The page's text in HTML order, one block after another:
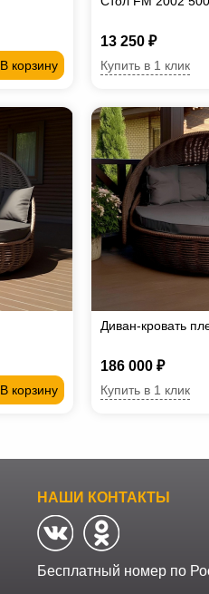
В корзину
13 250 ₽
Купить в 1 клик
В корзину
Диван-кровать
186 000 ₽
Купить в 1 клик
НАШИ КОНТАКТЫ
Бесплатный номер по